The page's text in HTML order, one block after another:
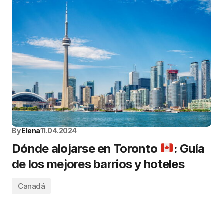
ByElena11.04.2024
Dónde alojarse en Toronto
: Guía
de los mejores barrios y hoteles
Canadá